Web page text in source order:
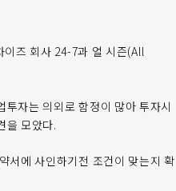
이즈 회사 24-7과 얼 시즌(All
자는 의외로 함정이 많아 투자시
을 모았다.
서에 사인하기전 조건이 맞는지 확